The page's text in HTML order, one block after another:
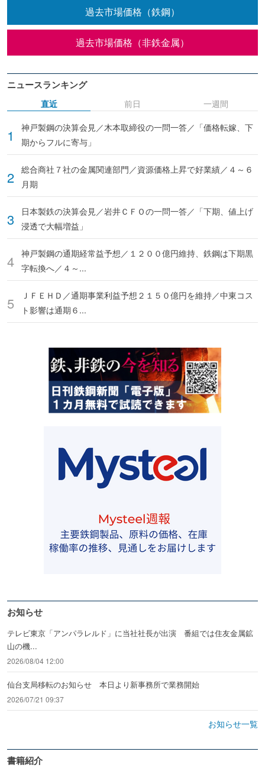
過去市場価格（鉄鋼）
過去市場価格（非鉄金属）
ニュースランキング
直近
神戸製鋼の決算会見／木本取締役の一問一答／「価格転嫁、下
期からフルに寄与」
総合商社７社の金属関連部門／資源価格上昇で好業績／４～６
月期
日本製鉄の決算会見／岩井ＣＦＯの一問一答／「下期、値上げ
浸透で大幅増益」
神戸製鋼の通期経常益予想／１２００億円維持、鉄鋼は下期黒
字転換へ／４～...
ＪＦＥＨＤ／通期事業利益予想２１５０億円を維持／中東コス
ト影響は通期６...
前日 一週間
お知らせ
テレビ東京「アンパラレルド」に当社社長が出演 番組では住友金属鉱
山の機...
2026/08/04 12:00
仙台支局移転のお知らせ 本日より新事務所で業務開始
2026/07/21 09:37
お知らせ一覧
書籍紹介